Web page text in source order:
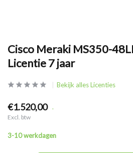
Cisco Meraki MS350-
Licentie 7 jaar
Bekijk alles Licenties
€1.520,00 .
Excl. btw
3-10 werkdagen